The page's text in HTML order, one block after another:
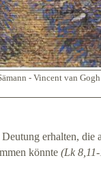
- Vincent van Gogh
erhalten, die
könnte(Lk